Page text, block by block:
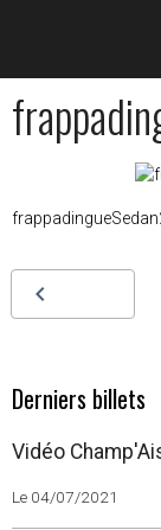
Derniers billets
Vidéo
Le 04/07/2021